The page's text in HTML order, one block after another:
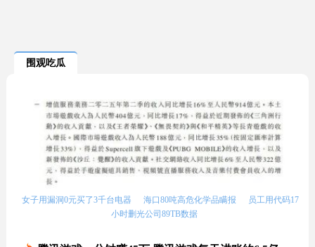
围观吃瓜
女子用漏洞0元买了3千台电器 海口80吨高危化学品瞒报
员工用代码17
小时删光公司89TB数据